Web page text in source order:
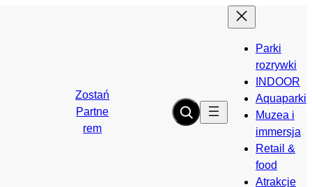
Zostań
Partne
rem
Parki
rozrywki
INDOOR
Aquaparki
Muzea i
immersja
Retail &
food
Atrakcje